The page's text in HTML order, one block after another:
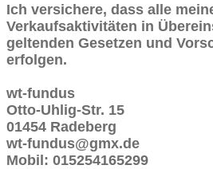
Ich versichere, dass alle
Verkaufsaktivitäten in
geltenden Gesetzen und
erfolgen.
wt-fundus
Otto-Uhlig-Str. 15
01454 Radeberg
wt-fundus@gmx.de
Mobil: 015254165299